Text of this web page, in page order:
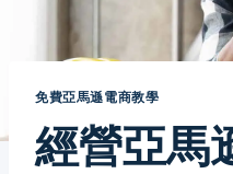
免費亞馬遜電商教學
經營亞馬